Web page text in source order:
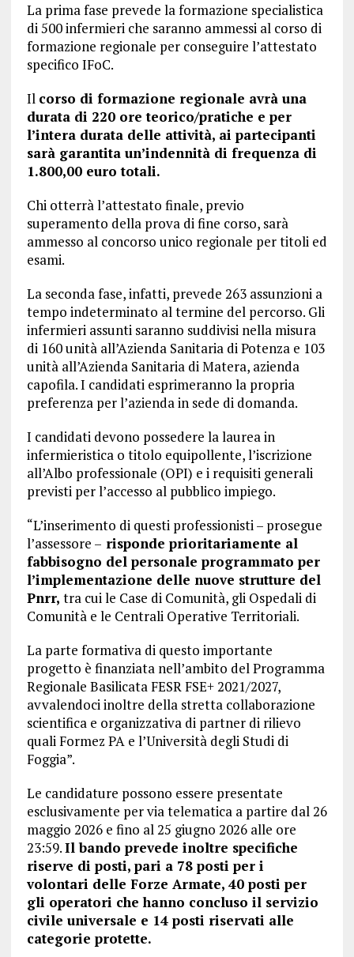
La prima fase prevede la formazione specialistica
di 500 infermieri che saranno ammessi al corso di
formazione regionale per conseguire l’attestato
specifico IFoC.
Il corso di formazione regionale avrà una
durata di 220 ore teorico/pratiche e per
l’intera durata delle attività, ai partecipanti
sarà garantita un’indennità di frequenza di
1.800,00 euro totali.
Chi otterrà l’attestato finale, previo
superamento della prova di fine corso, sarà
ammesso al concorso unico regionale per titoli ed
esami.
La seconda fase, infatti, prevede 263 assunzioni a
tempo indeterminato al termine del percorso. Gli
infermieri assunti saranno suddivisi nella misura
di 160 unità all’Azienda Sanitaria di Potenza e 103
unità all’Azienda Sanitaria di Matera, azienda
capofila. I candidati esprimeranno la propria
preferenza per l’azienda in sede di domanda.
I candidati devono possedere la laurea in
infermieristica o titolo equipollente, l’iscrizione
all’Albo professionale (OPI) e i requisiti generali
previsti per l’accesso al pubblico impiego.
“L’inserimento di questi professionisti – prosegue
l’assessore – risponde prioritariamente al
fabbisogno del personale programmato per
l’implementazione delle nuove strutture del
Pnrr, tra cui le Case di Comunità, gli Ospedali di
Comunità e le Centrali Operative Territoriali.
La parte formativa di questo importante
progetto è finanziata nell’ambito del Programma
Regionale Basilicata FESR FSE+ 2021/2027,
avvalendoci inoltre della stretta collaborazione
scientifica e organizzativa di partner di rilievo
quali Formez PA e l’Università degli Studi di
Foggia”.
Le candidature possono essere presentate
esclusivamente per via telematica a partire dal 26
maggio 2026 e fino al 25 giugno 2026 alle ore
23:59.Il bando prevede inoltre specifiche
riserve di posti, pari a 78 posti per i
volontari delle Forze Armate, 40 posti per
gli operatori che hanno concluso il servizio
civile universale e 14 posti riservati alle
categorie protette.